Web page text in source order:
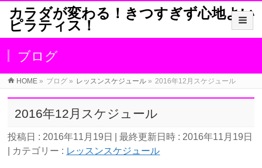
カラダが変わる！きつすぎず心地よい
ピラティス！
ブログ
HOME » ブログ » レッスンスケジュール » 2016年12月スケジュール
2016年12月スケジュール
投稿日 : 2016年11月19日
最終更新日時 : 2016年11月19日
カテゴリー : レッスンスケジュール